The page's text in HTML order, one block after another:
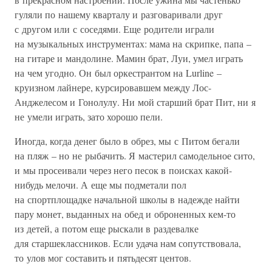
гуляли по нашему кварталу и разговаривали друг
с другом или с соседями. Еще родители играли
на музыкальных инструментах: мама на скрипке, папа –
на гитаре и мандолине. Мамин брат, Луи, умел играть
на чем угодно. Он был оркестрантом на Lurline –
круизном лайнере, курсировавшем между Лос-
Анджелесом и Гонолулу. Ни мой старший брат Пит, ни я
не умели играть, зато хорошо пели.
Иногда, когда денег было в обрез, мы с Питом бегали
на пляж – но не рыбачить. Я мастерил самодельное сито,
и мы просеивали через него песок в поисках какой-
нибудь мелочи. А еще мы подметали пол
на спортплощадке начальной школы в надежде найти
пару монет, выданных на обед и оброненных кем-то
из детей, а потом еще рыскали в раздевалке
для старшеклассников. Если удача нам сопутствовала,
то улов мог составить и пятьдесят центов.